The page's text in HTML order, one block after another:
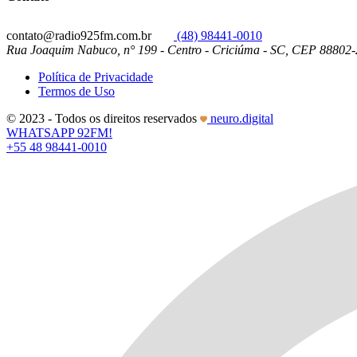
contato@radio925fm.com.br
(48) 98441-0010
Rua Joaquim Nabuco, n° 199 - Centro - Criciúma - SC, CEP
Política de Privacidade
Termos de Uso
© 2023 - Todos os direitos reservados
neuro.digital
WHATSAPP 92FM!
+55 48 98441-0010